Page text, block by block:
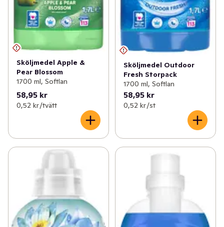
Sköljmedel Apple &
Pear Blossom
1700 ml, Softlan
58,95 kr
0,52 kr /tvätt
Sköljmedel Outdoor
Fresh Storpack
1700 ml, Softlan
58,95 kr
0,52 kr /st